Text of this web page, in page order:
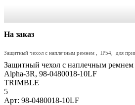
На заказ
Защитный чехол с наплечным ремнем , IP54, для
Защитный чехол с наплечным ремнем
Alpha-3R, 98-0480018-10LF
TRIMBLE
5
Арт: 98-0480018-10LF